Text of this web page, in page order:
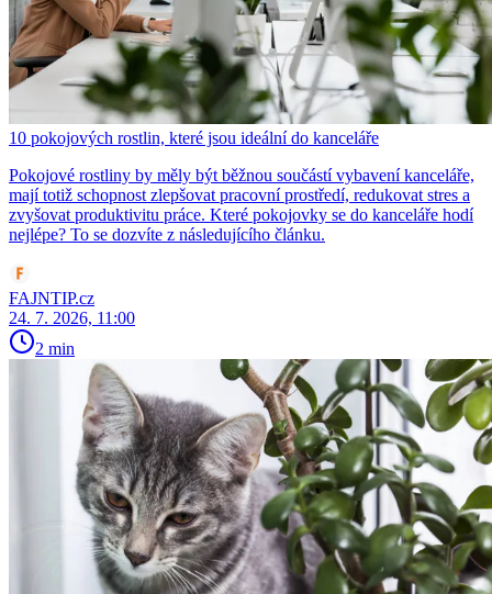
10 pokojových rostlin, které jsou ideální do kanceláře
Pokojové rostliny by měly být běžnou součástí vybavení kanceláře,
mají totiž schopnost zlepšovat pracovní prostředí, redukovat stres a
zvyšovat produktivitu práce. Které pokojovky se do kanceláře hodí
nejlépe? To se dozvíte z následujícího článku.
FAJNTIP.cz
24. 7. 2026, 11:00
2 min